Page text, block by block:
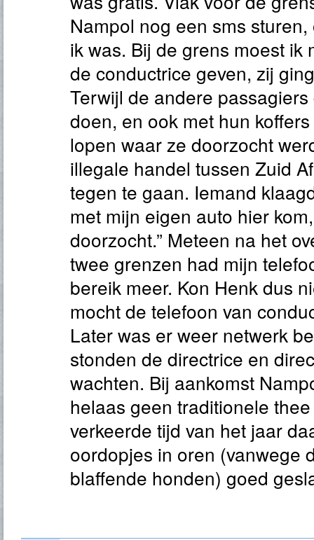
Nampol nog een sms
ik was. Bij de grens moest ik
de conductrice geven, zij
Terwijl de andere
doen, en ook met hun
lopen waar ze doorzocht
illegale handel tussen Zuid
tegen te gaan. Iemand
met mijn eigen auto hier
doorzocht.” Meteen na het
twee grenzen had mijn
bereik meer. Kon Henk dus
mocht de telefoon van
Later was er weer netwerk
stonden de directrice en
wachten. Bij aankomst
helaas geen traditionele
verkeerde tijd van het jaar
oordopjes in oren (vanwege
blaffende honden) goed